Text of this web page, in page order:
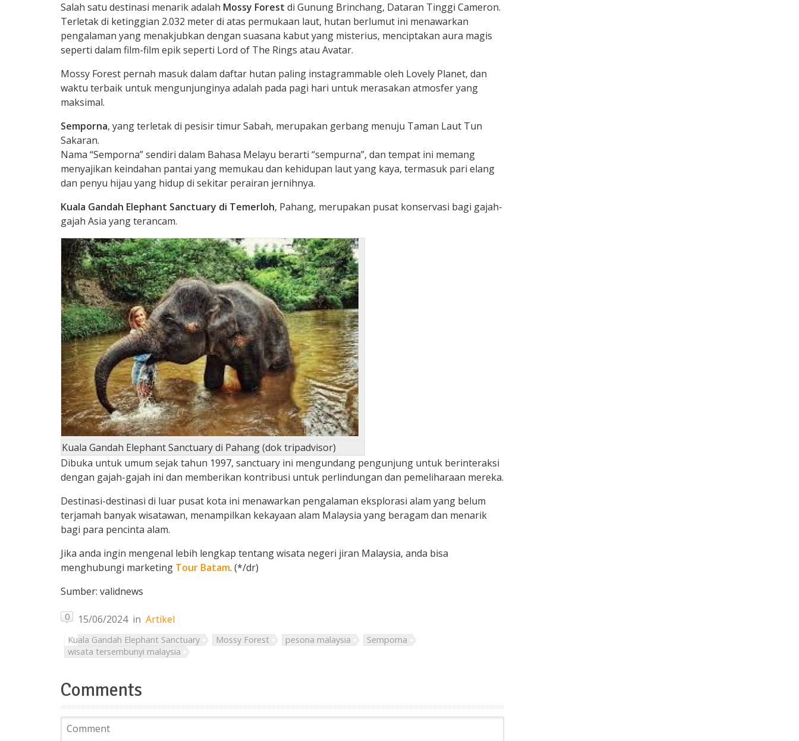
Salah satu destinasi menarik adalah Mossy Forest di Gunung Brinchang, Dataran Tinggi Cameron.
Terletak di ketinggian 2.032 meter di atas permukaan laut, hutan berlumut ini menawarkan
pengalaman yang menakjubkan dengan suasana kabut yang misterius, menciptakan aura magis
seperti dalam film-film epik seperti Lord of The Rings atau Avatar.
Mossy Forest pernah masuk dalam daftar hutan paling instagrammable oleh Lovely Planet, dan
waktu terbaik untuk mengunjunginya adalah pada pagi hari untuk merasakan atmosfer yang
maksimal.
Semporna, yang terletak di pesisir timur Sabah, merupakan gerbang menuju Taman Laut Tun
Sakaran.
Nama “Semporna” sendiri dalam Bahasa Melayu berarti “sempurna”, dan tempat ini memang
menyajikan keindahan pantai yang memukau dan kehidupan laut yang kaya, termasuk pari elang
dan penyu hijau yang hidup di sekitar perairan jernihnya.
Kuala Gandah Elephant Sanctuary di Temerloh, Pahang, merupakan pusat konservasi bagi gajah-
gajah Asia yang terancam.
Kuala Gandah Elephant Sanctuary di Pahang (dok tripadvisor)
Dibuka untuk umum sejak tahun 1997, sanctuary ini mengundang pengunjung untuk berinteraksi
dengan gajah-gajah ini dan memberikan kontribusi untuk perlindungan dan pemeliharaan mereka.
Destinasi-destinasi di luar pusat kota ini menawarkan pengalaman eksplorasi alam yang belum
terjamah banyak wisatawan, menampilkan kekayaan alam Malaysia yang beragam dan menarik
bagi para pencinta alam.
Jika anda ingin mengenal lebih lengkap tentang wisata negeri jiran Malaysia, anda bisa
menghubungi marketing Tour Batam. (*/dr)
Sumber: validnews
0 15/06/2024in Artikel
Kuala Gandah Elephant Sanctuary Mossy Forest pesona malaysia
Semporna
wisata tersembunyi malaysia
Comments